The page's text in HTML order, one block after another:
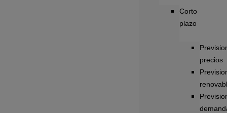
Corto
plazo
precios